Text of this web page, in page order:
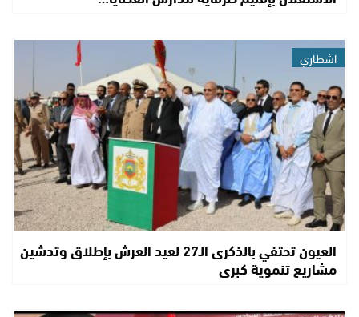
اشطاري
العيون تحتفي بالذكرى الـ27 لعيد العرش بإطلاق وتدشين
مشاريع تنموية كبرى